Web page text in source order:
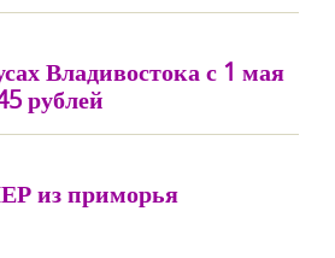
Владивостока с 1 мая
рублей
приморья